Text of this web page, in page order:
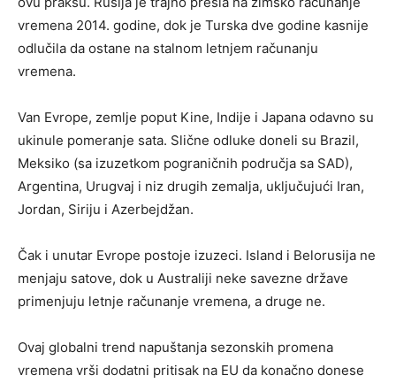
vremena 2014. godine, dok je Turska dve godine kasnije
odlučila da ostane na stalnom letnjem računanju
vremena.
Van Evrope, zemlje poput Kine, Indije i Japana odavno su
ukinule pomeranje sata. Slične odluke doneli su Brazil,
Meksiko (sa izuzetkom pograničnih područja sa SAD),
Argentina, Urugvaj i niz drugih zemalja, uključujući Iran,
Jordan, Siriju i Azerbejdžan.
Čak i unutar Evrope postoje izuzeci. Island i Belorusija ne
menjaju satove, dok u Australiji neke savezne države
primenjuju letnje računanje vremena, a druge ne.
Ovaj globalni trend napuštanja sezonskih promena
vremena vrši dodatni pritisak na EU da konačno donese